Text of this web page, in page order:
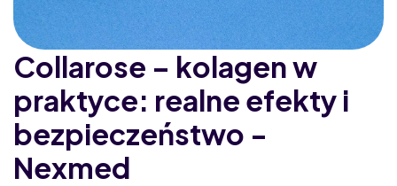
Collarose – kolagen w
praktyce: realne efekty i
bezpieczeństwo -
Nexmed